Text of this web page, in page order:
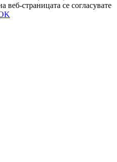
страницата се согласувате